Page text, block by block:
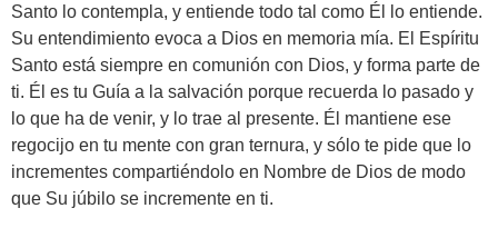
Santo lo contempla, y entiende todo tal como Él lo entiende.
Su entendimiento evoca a Dios en memoria mía. El Espíritu
Santo está siempre en comunión con Dios, y forma parte de
ti. Él es tu Guía a la salvación porque recuerda lo pasado y
lo que ha de venir, y lo trae al presente. Él mantiene ese
regocijo en tu mente con gran ternura, y sólo te pide que lo
incrementes compartiéndolo en Nombre de Dios de modo
que Su júbilo se incremente en ti.